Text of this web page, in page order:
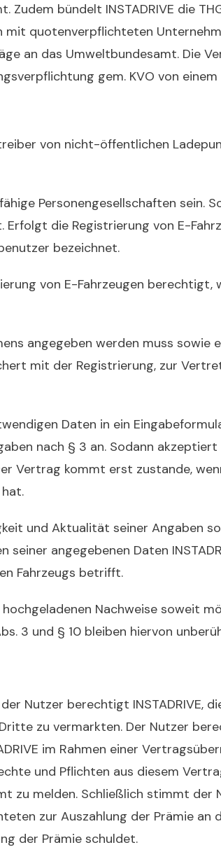
bündelt INSTADRIVE die
mit quotenverpflichteten
an das Umweltbundesamt. Die
gem. KVO von einem
von nicht-öffentlichen
Personengesellschaften sein.
die Registrierung von E-
bezeichnet.
von E-Fahrzeugen berechtigt,
angegeben werden muss sowie
mit der Registrierung, zur
Daten in ein
nach § 3 an. Sodann
Vertrag kommt erst zustande,
und Aktualität seiner Angaben
angegebenen Daten
Fahrzeugs betrifft.
Nachweise soweit
3 und § 10 bleiben hiervon
Nutzer berechtigt INSTADRIVE,
zu vermarkten. Der Nutzer
im Rahmen einer
und Pflichten aus diesem
zu melden. Schließlich stimmt der
zur Auszahlung der Prämie an
der Prämie schuldet.